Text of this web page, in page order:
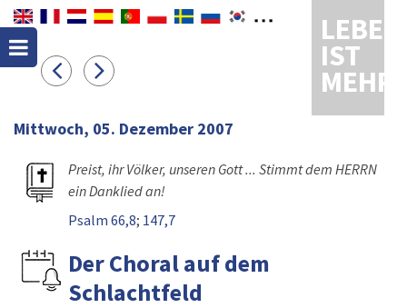
LEBEN
IST
MEHR
Mittwoch, 05. Dezember 2007
Preist, ihr Völker, unseren Gott ... Stimmt dem HERRN
ein Danklied an!
Psalm 66,8; 147,7
Der Choral auf dem
Schlachtfeld